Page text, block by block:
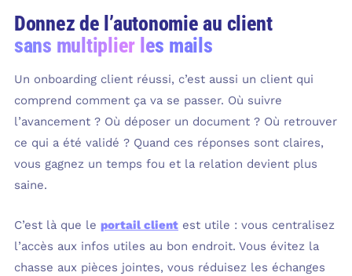
Donnez de l’autonomie au client
sans multiplier les mails
Un onboarding client réussi, c’est aussi un client qui
comprend comment ça va se passer. Où suivre
l’avancement ? Où déposer un document ? Où retrouver
ce qui a été validé ? Quand ces réponses sont claires,
vous gagnez un temps fou et la relation devient plus
saine.
C’est là que le portail client est utile : vous centralisez
l’accès aux infos utiles au bon endroit. Vous évitez la
chasse aux pièces jointes, vous réduisez les échanges